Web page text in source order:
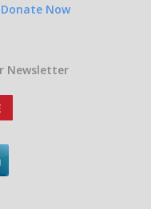
Donate Now
Newsletter